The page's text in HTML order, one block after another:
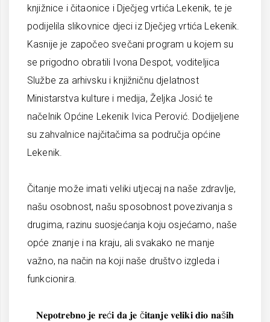
knjižnice i čitaonice i Dječjeg vrtića Lekenik, te je
podijelila slikovnice djeci iz Dječjeg vrtića Lekenik.
Kasnije je započeo svečani program u kojem su
se prigodno obratili Ivona Despot, voditeljica
Službe za arhivsku i knjižničnu djelatnost
Ministarstva kulture i medija, Željka Josić te
načelnik Općine Lekenik Ivica Perović. Dodijeljene
su zahvalnice najčitačima sa područja općine
Lekenik.
Čitanje može imati veliki utjecaj na naše zdravlje,
našu osobnost, našu sposobnost povezivanja s
drugima, razinu suosjećanja koju osjećamo, naše
opće znanje i na kraju, ali svakako ne manje
važno, na način na koji naše društvo izgleda i
funkcionira.
𝐍𝐞𝐩𝐨𝐭𝐫𝐞𝐛𝐧𝐨 𝐣𝐞 𝐫𝐞ć𝐢 𝐝𝐚 𝐣𝐞 č𝐢𝐭𝐚𝐧𝐣𝐞 𝐯𝐞𝐥𝐢𝐤𝐢 𝐝𝐢𝐨 𝐧𝐚š𝐢𝐡